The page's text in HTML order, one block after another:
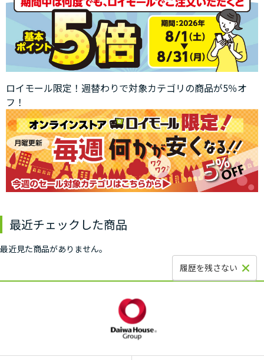
ロイモール限定！週替わりで対象カテゴリの商品が5％オ
フ！
最近チェックした商品
最近見た商品がありません。
履歴を残さない